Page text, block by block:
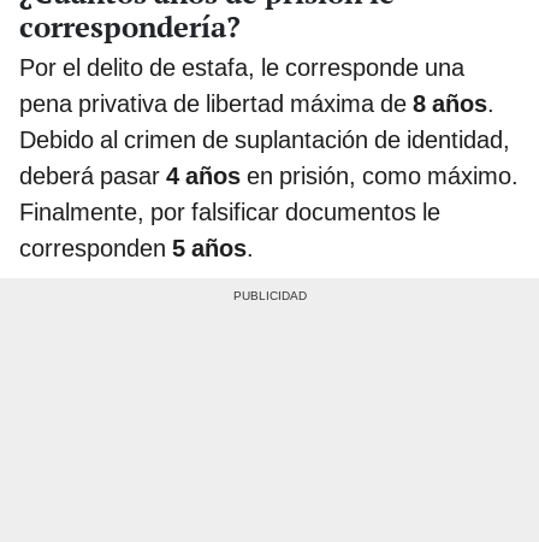
correspondería?
Por el delito de estafa, le corresponde una
pena privativa de libertad máxima de 8 años.
Debido al crimen de suplantación de identidad,
deberá pasar 4 años en prisión, como máximo.
Finalmente, por falsificar documentos le
corresponden 5 años.